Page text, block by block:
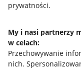
prywatności.
My i nasi partnerzy
w celach:
Przechowywanie
nich.
Jak to działa
Allegro Gadane dla
Allegro Gadane dla